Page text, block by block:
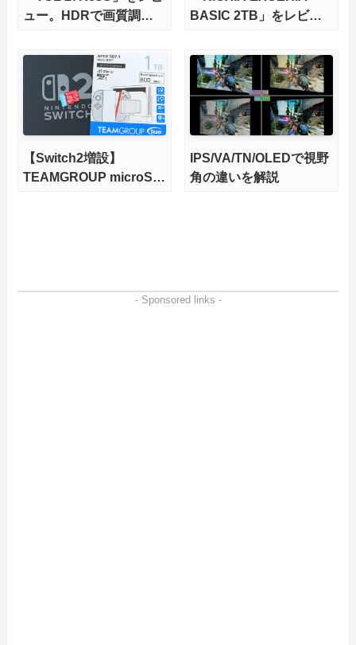
ュー。HDRで画質調整
輝度も発揮！
BASIC 2TB」をレビュ
力、高性能、高コスパを
実現！
【Switch2増設】
TEAMGROUP microSD
IPS/VA/TN/OLEDで視野
角の違いを解説
- Sponsored links -